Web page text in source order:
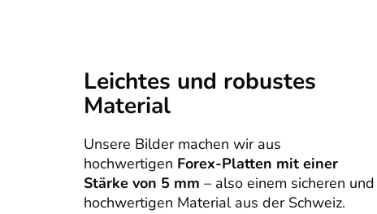
Leichtes und robustes
Material
Unsere Bilder machen wir aus
hochwertigen Forex-Platten mit einer
Stärke von 5 mm – also einem sicheren und
hochwertigen Material aus der Schweiz.